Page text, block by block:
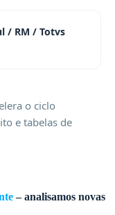
/ RM / Totvs
o ciclo
e tabelas de
– analisamos novas